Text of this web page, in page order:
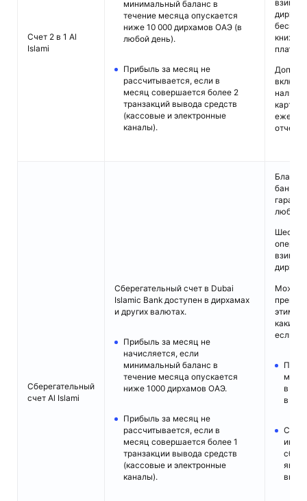
Счет 2 в 1 Al
Islami
минимальный баланс в
течение месяца опускается
ниже 10 000 дирхамов ОАЭ (в
любой день).
Прибыль за месяц не
рассчитывается, если в
месяц совершается более 2
транзакций вывода средств
(кассовые и электронные
каналы).
книжки
плата).
карты
отчеты.
Сберегательный
счет Al Islami
Сберегательный счет в Dubai
Islamic Bank доступен в дирхамах
и других валютах.
Прибыль за месяц не
начисляется, если
минимальный баланс в
течение месяца опускается
ниже 1000 дирхамов ОАЭ.
Прибыль за месяц не
рассчитывается, если в
месяц совершается более 1
транзакции вывода средств
(кассовые и электронные
каналы).
любой
Шесть
Можно
этим
каких-
если:
в
в
Счет